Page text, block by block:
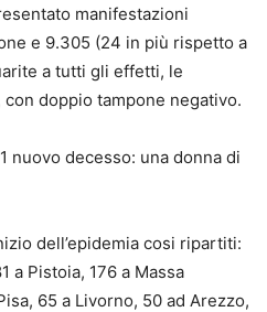
manifestazioni
e 9.305 (24 in più rispetto a
a tutti gli effetti, le
doppio tampone negativo.
nuovo decesso: una donna di
dell’epidemia cosi ripartiti:
a Pistoia, 176 a Massa
65 a Livorno, 50 ad Arezzo,